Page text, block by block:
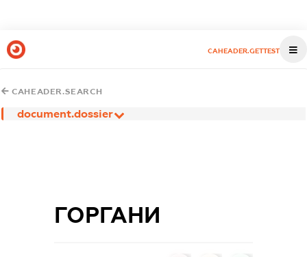
CAHEADER.GETTEST
CAHEADER.SEARCH
document.dossier
ГОРГАНИ